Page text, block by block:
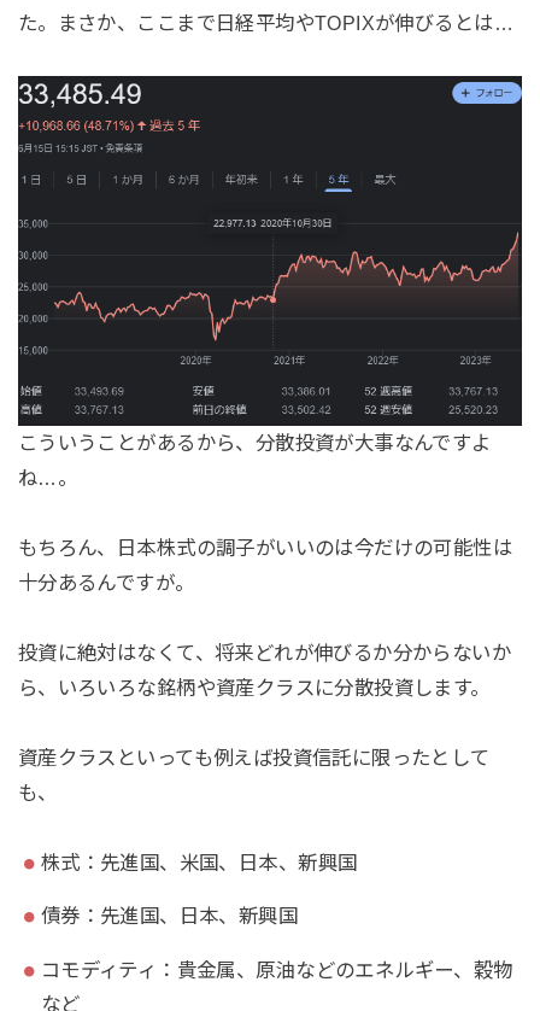
た。まさか、ここまで日経平均やTOPIXが伸びるとは…
こういうことがあるから、分散投資が大事なんですよ
ね…。
もちろん、日本株式の調子がいいのは今だけの可能性は
十分あるんですが。
投資に絶対はなくて、将来どれが伸びるか分からないか
ら、いろいろな銘柄や資産クラスに分散投資します。
資産クラスといっても例えば投資信託に限ったとして
も、
株式：先進国、米国、日本、新興国
債券：先進国、日本、新興国
コモディティ：貴金属、原油などのエネルギー、穀物
など